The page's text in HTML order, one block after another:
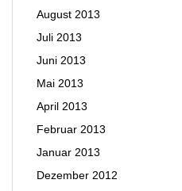
August 2013
Juli 2013
Juni 2013
Mai 2013
April 2013
Februar 2013
Januar 2013
Dezember 2012